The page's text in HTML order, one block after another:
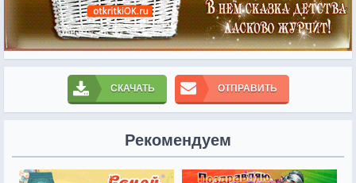
СКАЧАТЬ ОТПРАВИТЬ
Рекомендуем